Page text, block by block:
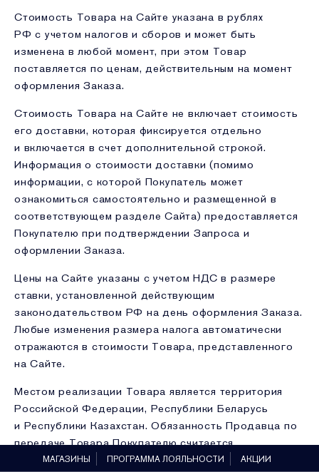
Стоимость Товара на Сайте указана в рублях
РФ с учетом налогов и сборов и может быть
изменена в любой момент, при этом Товар
поставляется по ценам, действительным на момент
оформления Заказа.
Стоимость Товара на Сайте не включает стоимость
его доставки, которая фиксируется отдельно
и включается в счет дополнительной строкой.
Информация о стоимости доставки (помимо
информации, с которой Покупатель может
ознакомиться самостоятельно и размещенной в
соответствующем разделе Сайта) предоставляется
Покупателю при подтверждении Запроса и
оформлении Заказа.
Цены на Сайте указаны с учетом НДС в размере
ставки, установленной действующим
законодательством РФ на день оформления Заказа.
Любые изменения размера налога автоматически
отражаются в стоимости Товара, представленного
на Сайте.
Местом реализации Товара является территория
Российской Федерации, Республики Беларусь
и Республики Казахстан. Обязанность Продавца по
передаче Товара Покупателю считается
исполненной в момент сдачи Товара на территории
МАГАЗИНЫ ПРОГРАММА ЛОЯЛЬНОСТИ АКЦИИ